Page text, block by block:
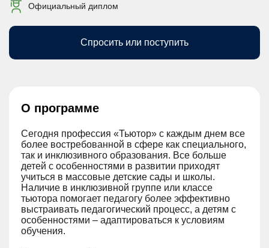
Официальный диплом
Спросить или поступить
О программе
Сегодня профессия «Тьютор» с каждым днем все
более востребованной в сфере как специального,
так и инклюзивного образования. Все больше
детей с особенностями в развитии приходят
учиться в массовые детские сады и школы.
Наличие в инклюзивной группе или классе
тьютора помогает педагогу более эффективно
выстраивать педагогический процесс, а детям с
особенностями – адаптироваться к условиям
обучения.